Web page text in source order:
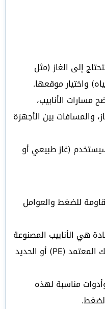
إلى الغاز (مثل
واختيار موقعها.
الأنابيب،
والمسافات بين الأجهزة
(غاز طبيعي أو
للضغط والعوامل
هي الأنابيب المصنوعة
من النحاس أو البلاستيك المعتمد (PE) أو الحديد
مناسبة لهذه